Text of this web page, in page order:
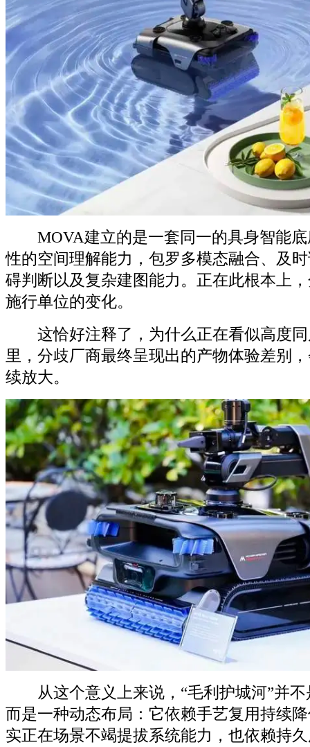
MOVA建立的是一套同一的具身智能底
性的空间理解能力，包罗多模态融合、及
碍判断以及复杂建图能力。正在此根本上
施行单位的变化。
这恰好注释了，为什么正在看似高度同
里，分歧厂商最终呈现出的产物体验差别
续放大。
从这个意义上来说，“毛利护城河”并不
而是一种动态布局：它依赖手艺复用持续
实正在场景不竭提拔系统能力，也依赖持